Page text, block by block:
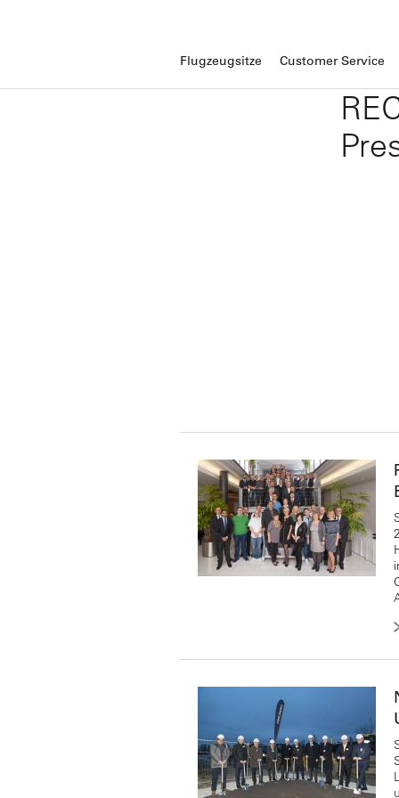
Flugzeugsitze Customer Service